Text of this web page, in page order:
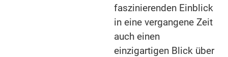
faszinierenden Einblick
in eine vergangene Zeit
auch einen
einzigartigen Blick über